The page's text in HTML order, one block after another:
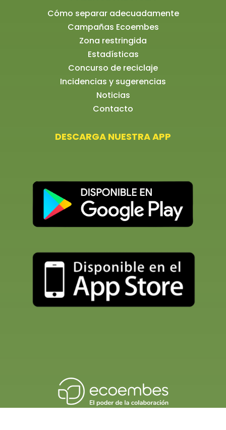
Cómo separar adecuadamente
Campañas Ecoembes
Zona restringida
Estadísticas
Concurso de reciclaje
Incidencias y sugerencias
Noticias
Contacto
DESCARGA NUESTRA APP